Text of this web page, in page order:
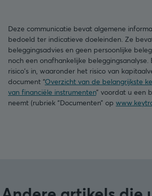
Deze communicatie bevat algemene
bedoeld ter indicatieve doeleinden. Ze
beleggingsadvies en geen persoonlijke
noch een onafhankelijke
risico's in, waaronder het risico van
document “Overzicht van de belangrijkste
van financiële instrumenten” voordat u een
neemt (rubriek “Documenten” op